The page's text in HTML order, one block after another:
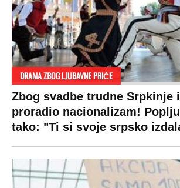
DRAMA ZBOG LJUBAVNE PRIČE
Zbog svadbe trudne Srpkinje
proradio nacionalizam!
tako: "Ti si svoje srpsko